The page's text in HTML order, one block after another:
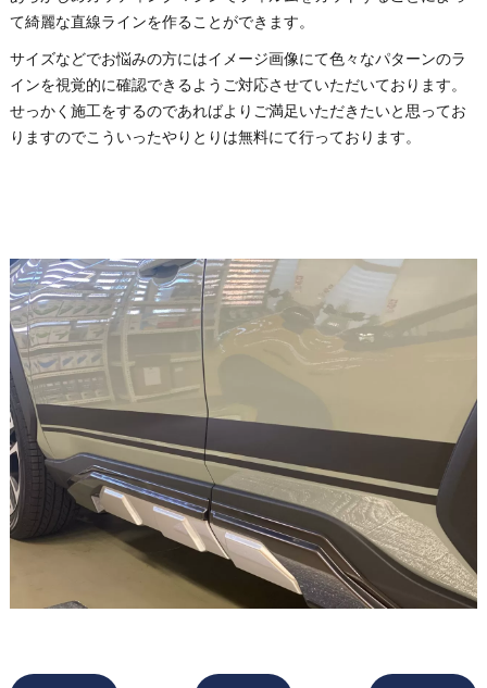
て綺麗な直線ラインを作ることができます。
サイズなどでお悩みの方にはイメージ画像にて色々なパターンのラ
インを視覚的に確認できるようご対応させていただいております。
せっかく施工をするのであればよりご満足いただきたいと思ってお
りますのでこういったやりとりは無料にて行っております。